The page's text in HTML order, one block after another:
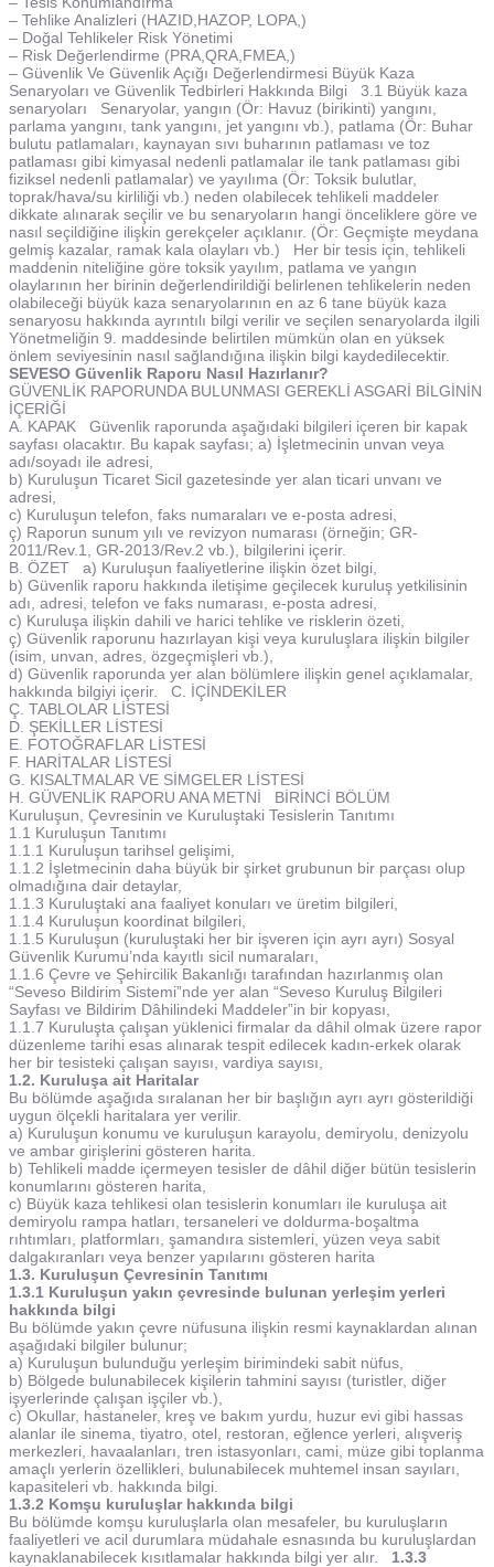
– Tehlike Analizleri (HAZID,HAZOP, LOPA,)
– Doğal Tehlikeler Risk Yönetimi
– Risk Değerlendirme (PRA,QRA,FMEA,)
– Güvenlik Ve Güvenlik Açığı Değerlendirmesi Büyük Kaza
Senaryoları ve Güvenlik Tedbirleri Hakkında Bilgi 3.1 Büyük kaza
senaryoları Senaryolar, yangın (Ör: Havuz (birikinti) yangını,
parlama yangını, tank yangını, jet yangını vb.), patlama (Ör: Buhar
bulutu patlamaları, kaynayan sıvı buharının patlaması ve toz
patlaması gibi kimyasal nedenli patlamalar ile tank patlaması gibi
fiziksel nedenli patlamalar) ve yayılıma (Ör: Toksik bulutlar,
toprak/hava/su kirliliği vb.) neden olabilecek tehlikeli maddeler
dikkate alınarak seçilir ve bu senaryoların hangi önceliklere göre ve
nasıl seçildiğine ilişkin gerekçeler açıklanır. (Ör: Geçmişte meydana
gelmiş kazalar, ramak kala olayları vb.) Her bir tesis için, tehlikeli
maddenin niteliğine göre toksik yayılım, patlama ve yangın
olaylarının her birinin değerlendirildiği belirlenen tehlikelerin neden
olabileceği büyük kaza senaryolarının en az 6 tane büyük kaza
senaryosu hakkında ayrıntılı bilgi verilir ve seçilen senaryolarda ilgili
Yönetmeliğin 9. maddesinde belirtilen mümkün olan en yüksek
önlem seviyesinin nasıl sağlandığına ilişkin bilgi kaydedilecektir.
SEVESO Güvenlik Raporu Nasıl Hazırlanır?
GÜVENLİK RAPORUNDA BULUNMASI GEREKLİ ASGARİ BİLGİNİN
İÇERİĞİ
A. KAPAK Güvenlik raporunda aşağıdaki bilgileri içeren bir kapak
sayfası olacaktır. Bu kapak sayfası; a) İşletmecinin unvan veya
adı/soyadı ile adresi,
b) Kuruluşun Ticaret Sicil gazetesinde yer alan ticari unvanı ve
adresi,
c) Kuruluşun telefon, faks numaraları ve e-posta adresi,
ç) Raporun sunum yılı ve revizyon numarası (örneğin; GR-
2011/Rev.1, GR-2013/Rev.2 vb.), bilgilerini içerir.
B. ÖZET a) Kuruluşun faaliyetlerine ilişkin özet bilgi,
b) Güvenlik raporu hakkında iletişime geçilecek kuruluş yetkilisinin
adı, adresi, telefon ve faks numarası, e-posta adresi,
c) Kuruluşa ilişkin dahili ve harici tehlike ve risklerin özeti,
ç) Güvenlik raporunu hazırlayan kişi veya kuruluşlara ilişkin bilgiler
(isim, unvan, adres, özgeçmişleri vb.),
d) Güvenlik raporunda yer alan bölümlere ilişkin genel açıklamalar,
hakkında bilgiyi içerir. C. İÇİNDEKİLER
Ç. TABLOLAR LİSTESİ
D. ŞEKİLLER LİSTESİ
E. FOTOĞRAFLAR LİSTESİ
F. HARİTALAR LİSTESİ
G. KISALTMALAR VE SİMGELER LİSTESİ
H. GÜVENLİK RAPORU ANA METNİ BİRİNCİ BÖLÜM
Kuruluşun, Çevresinin ve Kuruluştaki Tesislerin Tanıtımı
1.1 Kuruluşun Tanıtımı
1.1.1 Kuruluşun tarihsel gelişimi,
1.1.2 İşletmecinin daha büyük bir şirket grubunun bir parçası olup
olmadığına dair detaylar,
1.1.3 Kuruluştaki ana faaliyet konuları ve üretim bilgileri,
1.1.4 Kuruluşun koordinat bilgileri,
1.1.5 Kuruluşun (kuruluştaki her bir işveren için ayrı ayrı) Sosyal
Güvenlik Kurumu’nda kayıtlı sicil numaraları,
1.1.6 Çevre ve Şehircilik Bakanlığı tarafından hazırlanmış olan
“Seveso Bildirim Sistemi”nde yer alan “Seveso Kuruluş Bilgileri
Sayfası ve Bildirim Dâhilindeki Maddeler”in bir kopyası,
1.1.7 Kuruluşta çalışan yüklenici firmalar da dâhil olmak üzere rapor
düzenleme tarihi esas alınarak tespit edilecek kadın-erkek olarak
her bir tesisteki çalışan sayısı, vardiya sayısı,
1.2. Kuruluşa ait Haritalar
Bu bölümde aşağıda sıralanan her bir başlığın ayrı ayrı gösterildiği
uygun ölçekli haritalara yer verilir.
a) Kuruluşun konumu ve kuruluşun karayolu, demiryolu, denizyolu
ve ambar girişlerini gösteren harita.
b) Tehlikeli madde içermeyen tesisler de dâhil diğer bütün tesislerin
konumlarını gösteren harita,
c) Büyük kaza tehlikesi olan tesislerin konumları ile kuruluşa ait
demiryolu rampa hatları, tersaneleri ve doldurma-boşaltma
rıhtımları, platformları, şamandıra sistemleri, yüzen veya sabit
dalgakıranları veya benzer yapılarını gösteren harita
1.3. Kuruluşun Çevresinin Tanıtımı
1.3.1 Kuruluşun yakın çevresinde bulunan yerleşim yerleri
hakkında bilgi
Bu bölümde yakın çevre nüfusuna ilişkin resmi kaynaklardan alınan
aşağıdaki bilgiler bulunur;
a) Kuruluşun bulunduğu yerleşim birimindeki sabit nüfus,
b) Bölgede bulunabilecek kişilerin tahmini sayısı (turistler, diğer
işyerlerinde çalışan işçiler vb.),
c) Okullar, hastaneler, kreş ve bakım yurdu, huzur evi gibi hassas
alanlar ile sinema, tiyatro, otel, restoran, eğlence yerleri, alışveriş
merkezleri, havaalanları, tren istasyonları, cami, müze gibi toplanma
amaçlı yerlerin özellikleri, bulunabilecek muhtemel insan sayıları,
kapasiteleri vb. hakkında bilgi.
1.3.2 Komşu kuruluşlar hakkında bilgi
Bu bölümde komşu kuruluşlarla olan mesafeler, bu kuruluşların
faaliyetleri ve acil durumlara müdahale esnasında bu kuruluşlardan
kaynaklanabilecek kısıtlamalar hakkında bilgi yer alır. 1.3.3